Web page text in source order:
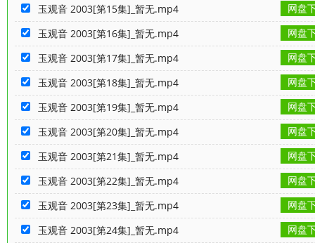
玉观音 2003[第15集]_暂无.mp4
网盘
玉观音 2003[第16集]_暂无.mp4
网盘
玉观音 2003[第17集]_暂无.mp4
网盘
玉观音 2003[第18集]_暂无.mp4
网盘
玉观音 2003[第19集]_暂无.mp4
网盘
玉观音 2003[第20集]_暂无.mp4
网盘
玉观音 2003[第21集]_暂无.mp4
网盘
玉观音 2003[第22集]_暂无.mp4
网盘
玉观音 2003[第23集]_暂无.mp4
网盘
玉观音 2003[第24集]_暂无.mp4
网盘